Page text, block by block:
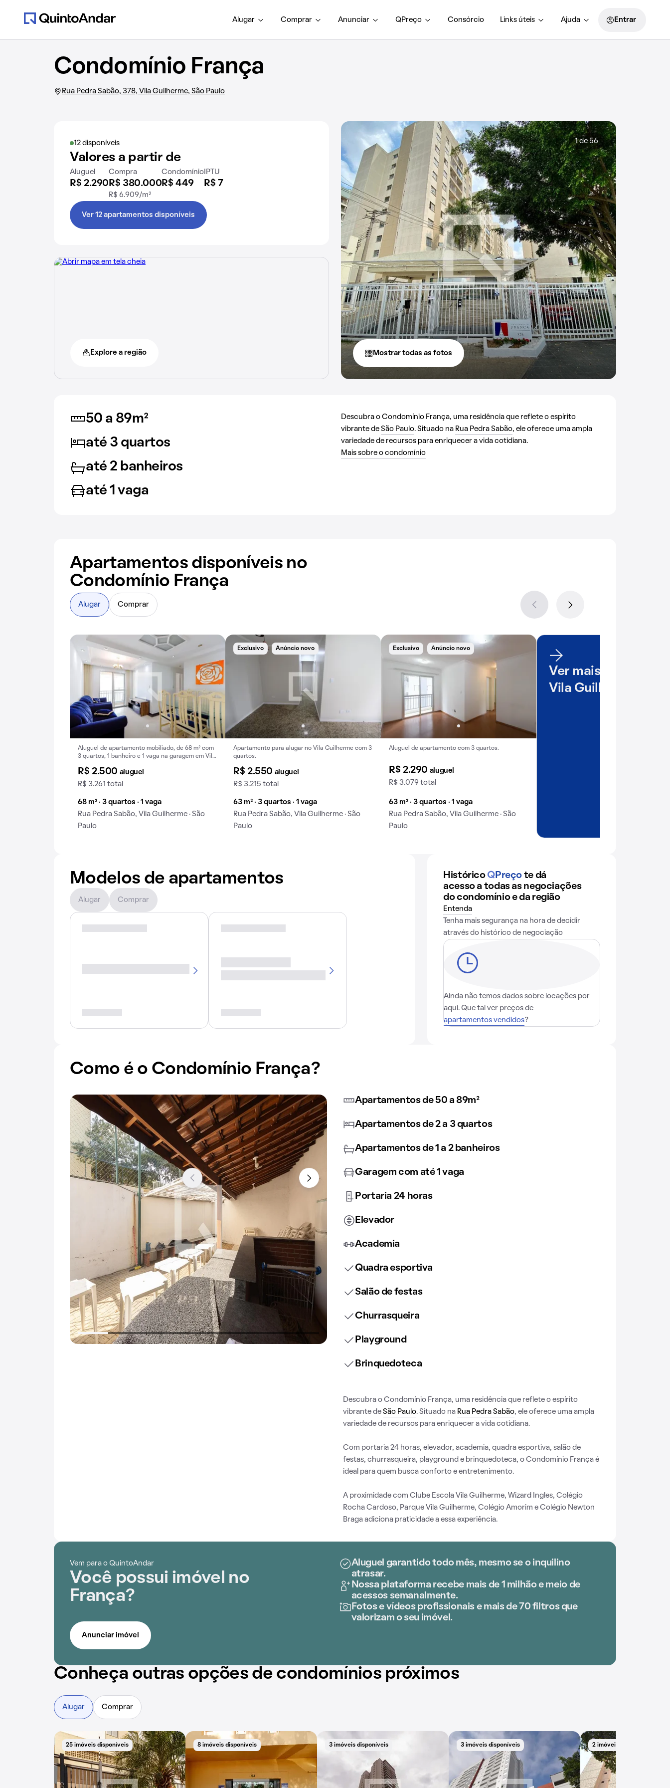
Alugar Comprar Anunciar QPreço Consórcio Links úteis Ajuda Entrar
Condomínio França
Rua Pedra Sabão, 378, Vila Guilherme, São Paulo
12 disponíveis
Valores a partir de
Aluguel
R$ 2.290
Compra
R$ 380.000
R$ 6.909/m²
Condomínio
R$ 449
IPTU
R$ 7
Ver 12 apartamentos disponíveis
Explore a região
1 de 56
Mostrar todas as fotos
50 a 89m²
até 3 quartos
até 2 banheiros
até 1 vaga
Descubra o Condomínio França, uma residência que reflete o espírito
vibrante de São Paulo. Situado na Rua Pedra Sabão, ele oferece uma ampla
variedade de recursos para enriquecer a vida cotidiana.
Mais sobre o condomínio
Apartamentos disponíveis no
Condomínio França
Aluguel de apartamento mobiliado, de 68 m² com
3 quartos, 1 banheiro e 1 vaga na garagem em Vila
R$ 2.500 aluguel
R$ 3.261 total
68 m² · 3 quartos · 1 vaga
Rua Pedra Sabão, Vila Guilherme · São
Paulo
Exclusivo Anúncio novo
Apartamento para alugar no Vila Guilherme com 3
quartos.
R$ 2.550 aluguel
R$ 3.215 total
63 m² · 3 quartos · 1 vaga
Rua Pedra Sabão, Vila Guilherme · São
Paulo
Exclusivo Anúncio novo
Aluguel de apartamento com 3 quartos.
R$ 2.290 aluguel
R$ 3.079 total
63 m² · 3 quartos · 1 vaga
Rua Pedra Sabão, Vila Guilherme · São
Paulo
Ver mais imóveis
Vila Guilherme
Alugar Comprar
Modelos de apartamentos
Alugar Comprar
Histórico QPreço te dá
acesso a todas as negociações
do condomínio e da região
Entenda
Tenha mais segurança na hora de decidir
através do histórico de negociação
Ainda não temos dados sobre locações por
aqui. Que tal ver preços de
apartamentos vendidos?
Como é o Condomínio França?
Apartamentos de 50 a 89m²
Apartamentos de 2 a 3 quartos
Apartamentos de 1 a 2 banheiros
Garagem com até 1 vaga
Portaria 24 horas
Elevador
Academia
Quadra esportiva
Salão de festas
Churrasqueira
Playground
Brinquedoteca
Descubra o Condomínio França, uma residência que reflete o espírito
vibrante de São Paulo. Situado na Rua Pedra Sabão, ele oferece uma ampla
variedade de recursos para enriquecer a vida cotidiana.
Com portaria 24 horas, elevador, academia, quadra esportiva, salão de
festas, churrasqueira, playground e brinquedoteca, o Condomínio França é
ideal para quem busca conforto e entretenimento.
A proximidade com Clube Escola Vila Guilherme, Wizard Ingles, Colégio
Rocha Cardoso, Parque Vila Guilherme, Colégio Amorim e Colégio Newton
Braga adiciona praticidade a essa experiência.
Vem para o QuintoAndar
Você possui imóvel no
França?
Aluguel garantido todo mês, mesmo se o inquilino
atrasar.
Nossa plataforma recebe mais de 1 milhão e meio de
acessos semanalmente.
Fotos e vídeos profissionais e mais de 70 filtros que
valorizam o seu imóvel.
Anunciar imóvel
Conheça outras opções de condomínios próximos
Alugar Comprar
25 imóveis disponíveis 8 imóveis disponíveis 3 imóveis disponíveis 3 imóveis disponíveis 2 imóveis disponíveis